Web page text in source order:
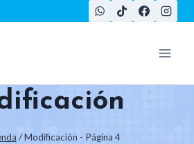
/ Modificación - Página 4